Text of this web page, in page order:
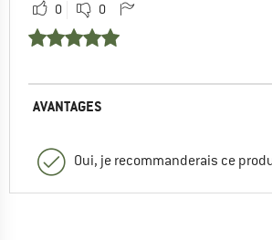
0 0
AVANTAGES
Oui, je recommanderais ce